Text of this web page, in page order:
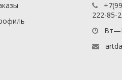
222-85-